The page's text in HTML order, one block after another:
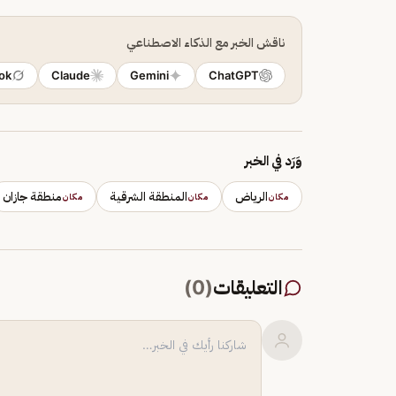
ناقش الخبر مع الذكاء الاصطناعي
ChatGPT
Gemini
Claude
وَرَد في الخبر
مكانالرياض مكانالمنطقة الشرقية مكانمنطقة جازان
التعليقات(
0
)